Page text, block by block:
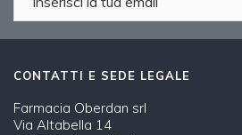
CONTATTI E SEDE LEGALE
Farmacia Oberdan srl
Via Altabella 14